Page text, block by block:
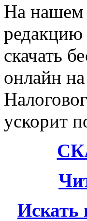
На нашем
скачать
онлайн
ускорит
Искать